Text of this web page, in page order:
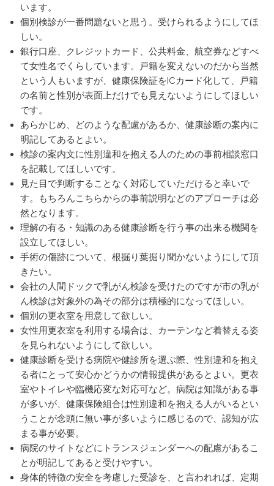
います。
個別検診が一番問題ないと思う。受けられるようにしてほ
しい。
銀行口座、クレジットカード、公共料金、航空券などすべ
て女性名でくらしています。戸籍を変えないのだから当然
という人もいますが、健康保険証をICカード化して、戸籍
の名前と性別が表面上だけでも見えないようにしてほしい
です。
あらかじめ、どのような配慮があるか、健康診断の案内に
明記してあるとよい。
検診の案内文に性別違和を抱える人のための事前相談窓口
を記載してほしいです。
見た目で判断することなく対応していただけると幸いで
す。もちろんこちらからの事前説明などのアプローチは必
然となります。
理解の有る・知識のある健康診断を行う事の出来る機関を
設立してほしい。
手術の傷跡について、根掘り葉掘り聞かないようにして頂
きたい。
会社の人間ドックで乳がん検診を受けたのですが市の乳が
ん検診は対象外の為その部分は積極的になってほしい。
個別の更衣室を用意して欲しい。
女性用更衣室を利用する場合は、カーテンなど着替える姿
を見られないようにして欲しい。
健康診断を受ける病院や健診所を選ぶ際、性別違和を抱え
る者にとって安心かどうかの情報提供があるとよい。更衣
室やトイレや臨機応変な対応可など。病院は知識がある事
が多いが、健康保険組合は性別違和を抱える人がいるとい
うことが念頭に無い事が多いように感じるので、認知が広
まる事が必要。
病院のサイトなどにトランスジェンダーへの配慮があるこ
とが明記してあると受けやすい。
身体的特徴の安全を考慮した受診を、と言われれば、定期